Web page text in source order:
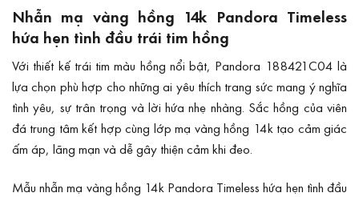
Nhẫn mạ vàng hồng 14k Pandora Timeless
hứa hẹn tình đầu trái tim hồng
Với thiết kế trái tim màu hồng nổi bật, Pandora 188421C04 là
lựa chọn phù hợp cho những ai yêu thích trang sức mang ý nghĩa
tình yêu, sự trân trọng và lời hứa nhẹ nhàng. Sắc hồng của viên
đá trung tâm kết hợp cùng lớp mạ vàng hồng 14k tạo cảm giác
ấm áp, lãng mạn và dễ gây thiện cảm khi đeo.
Mẫu nhẫn mạ vàng hồng 14k Pandora Timeless hứa hẹn tình đầu